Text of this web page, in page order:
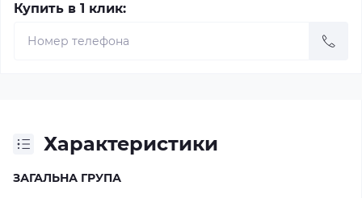
Купить в 1 клик:
Характеристики
ЗАГАЛЬНА ГРУПА